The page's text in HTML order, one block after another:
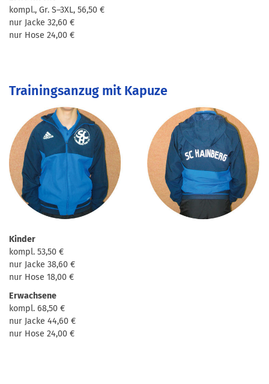
kompl., Gr. S–3XL, 56,50 €
nur Jacke 32,60 €
nur Hose 24,00 €
Trainingsanzug mit Kapuze
Kinder
kompl. 53,50 €
nur Jacke 38,60 €
nur Hose 18,00 €
Erwachsene
kompl. 68,50 €
nur Jacke 44,60 €
nur Hose 24,00 €